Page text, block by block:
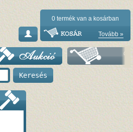
0 termék van a kosárban
Tovább »